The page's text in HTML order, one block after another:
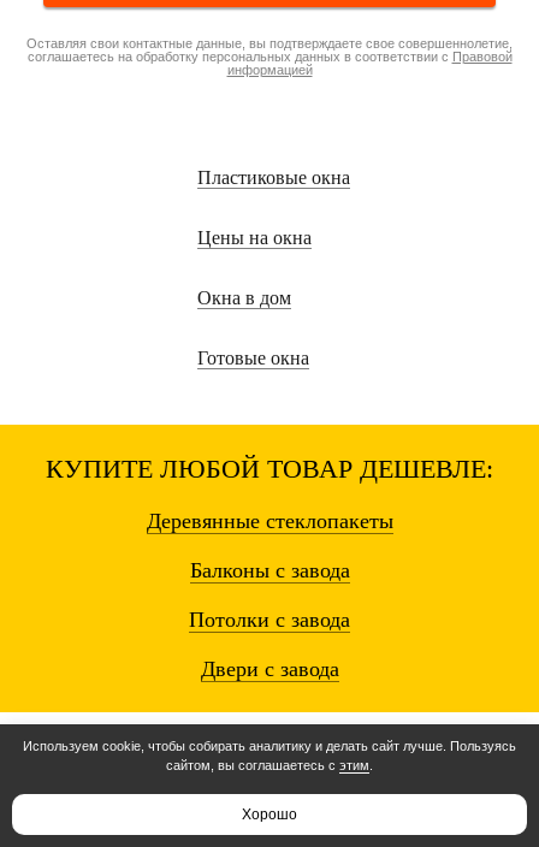
Оставляя свои контактные данные, вы подтверждаете свое совершеннолетие,
соглашаетесь на обработку персональных данных в соответствии с Правовой
информацией
Пластиковые окна
Цены на окна
Окна в дом
Готовые окна
КУПИТЕ ЛЮБОЙ ТОВАР ДЕШЕВЛЕ:
Деревянные стеклопакеты
Балконы с завода
Потолки с завода
Двери с завода
Остались вопросы? Звоните!
8 (495) 104-80-15
Используем cookie, чтобы собирать аналитику и делать сайт лучше. Пользуясь
сайтом, вы соглашаетесь с этим
Хорошо